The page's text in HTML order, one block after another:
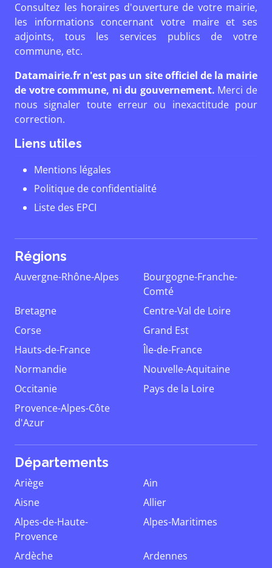
Consultez les horaires d'ouverture de votre mairie,
les informations concernant votre maire et ses
adjoints, tous les services publics de votre
commune, etc.
Datamairie.fr n'est pas un site officiel de la mairie
de votre commune, ni du gouvernement. Merci de
nous signaler toute erreur ou inexactitude pour
correction.
Liens utiles
Mentions légales
Politique de confidentialité
Liste des EPCI
Régions
Auvergne-Rhône-Alpes
Bourgogne-Franche-
Comté
Bretagne
Centre-Val de Loire
Corse
Grand Est
Hauts-de-France
Île-de-France
Normandie
Nouvelle-Aquitaine
Occitanie
Pays de la Loire
Provence-Alpes-Côte
d'Azur
Départements
Ariège
Ain
Aisne
Allier
Alpes-de-Haute-
Provence
Alpes-Maritimes
Ardèche
Ardennes